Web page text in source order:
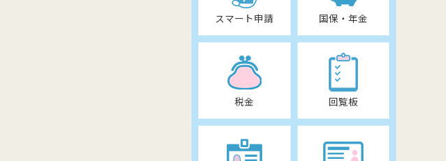
スマート申請 国保・年金
税金 回覧板